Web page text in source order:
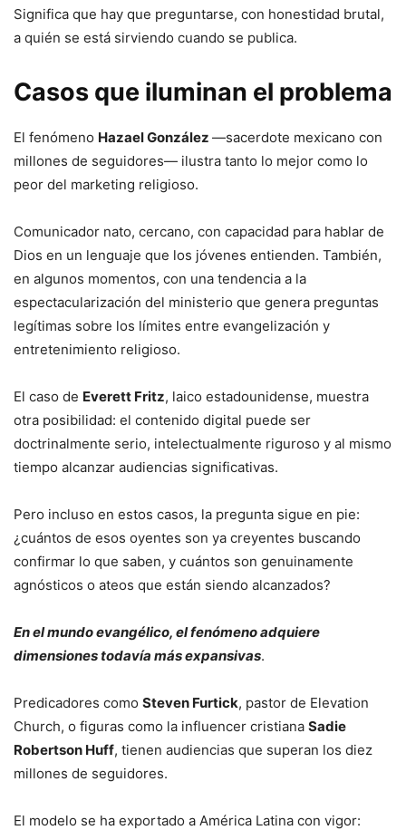
Significa que hay que preguntarse, con honestidad brutal,
a quién se está sirviendo cuando se publica.
Casos que iluminan el problema
El fenómeno Hazael González —sacerdote mexicano con
millones de seguidores— ilustra tanto lo mejor como lo
peor del marketing religioso.
Comunicador nato, cercano, con capacidad para hablar de
Dios en un lenguaje que los jóvenes entienden. También,
en algunos momentos, con una tendencia a la
espectacularización del ministerio que genera preguntas
legítimas sobre los límites entre evangelización y
entretenimiento religioso.
El caso de Everett Fritz, laico estadounidense, muestra
otra posibilidad: el contenido digital puede ser
doctrinalmente serio, intelectualmente riguroso y al mismo
tiempo alcanzar audiencias significativas.
Pero incluso en estos casos, la pregunta sigue en pie:
¿cuántos de esos oyentes son ya creyentes buscando
confirmar lo que saben, y cuántos son genuinamente
agnósticos o ateos que están siendo alcanzados?
En el mundo evangélico, el fenómeno adquiere
dimensiones todavía más expansivas.
Predicadores como Steven Furtick, pastor de Elevation
Church, o figuras como la influencer cristiana Sadie
Robertson Huff, tienen audiencias que superan los diez
millones de seguidores.
El modelo se ha exportado a América Latina con vigor: